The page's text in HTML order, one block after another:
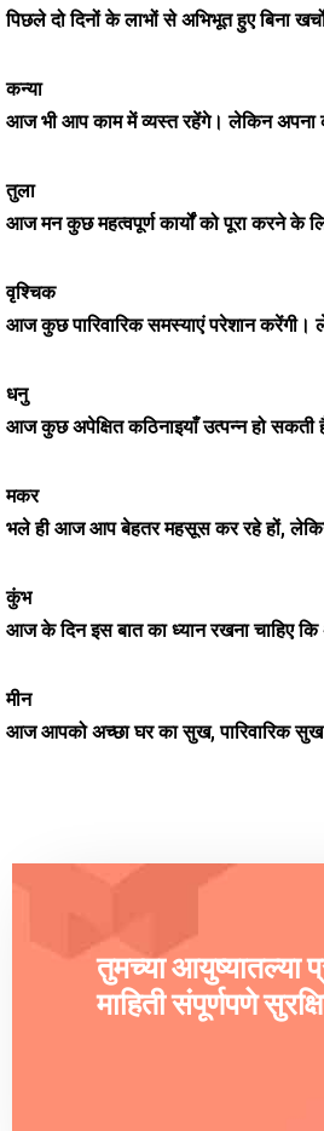
पिछले दो दिनों के लाभों से अभिभूत हुए बिना
कन्या
आज भी आप काम में व्यस्त रहेंगे। लेकिन अपना
तुला
आज मन कुछ महत्वपूर्ण कार्यों को पूरा करने के
वृश्चिक
आज कुछ पारिवारिक समस्याएं परेशान
धनु
आज कुछ अपेक्षित कठिनाइयाँ उत्पन्न हो सकती
मकर
भले ही आज आप बेहतर महसूस कर रहे हों,
कुंभ
आज के दिन इस बात का ध्यान रखना चाहिए
मीन
आज आपको अच्छा घर का सुख, पारिवारिक सुख
तुमच्या आयुष्यातल्या
माहिती संपूर्णपणे